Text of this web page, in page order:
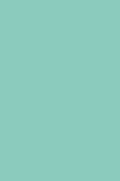
die
ans RKI.